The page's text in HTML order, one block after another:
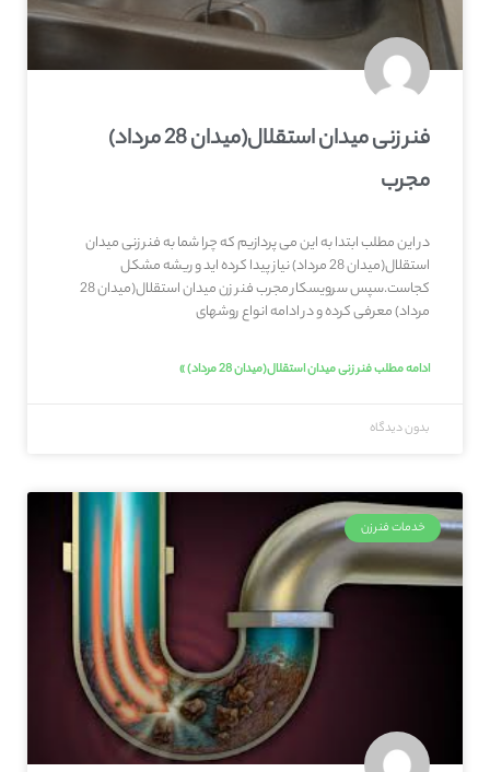
فنر زنی میدان استقلال(میدان 28 مرداد)
مجرب
در این مطلب ابتدا به این می پردازیم که چرا شما به فنر زنی میدان
استقلال(میدان 28 مرداد) نیاز پیدا کرده اید و ریشه مشکل
کجاست.سپس سرویسکار مجرب فنر زن میدان استقلال(میدان 28
مرداد) معرفی کرده و در ادامه انواع روشهای
ادامه مطلب فنر زنی میدان استقلال(میدان 28 مرداد) »
بدون دیدگاه
خدمات فنرزن